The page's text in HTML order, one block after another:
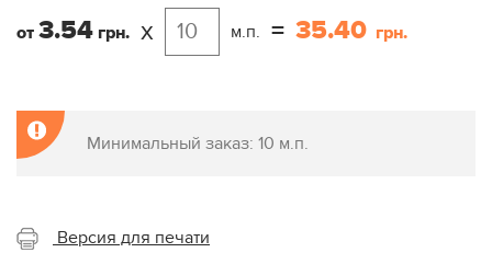
от 3.54 грн. x м.п. = 35.40 грн.
Минимальный заказ: 10 м.п.
Версия для печати